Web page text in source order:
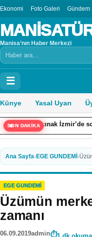
Ekonomi Foto Galeri Gündem
Manisa’nın Haber Merkezi
Arama
☰
Künye Yasal Uyarı
SON DAKİKAİzmir’de son
Ana Sayfa›EGE GUNDEMİ ›
EGE GUNDEMİ
Üzümün
zamanı
06.09.2019admin 1 dk okuma